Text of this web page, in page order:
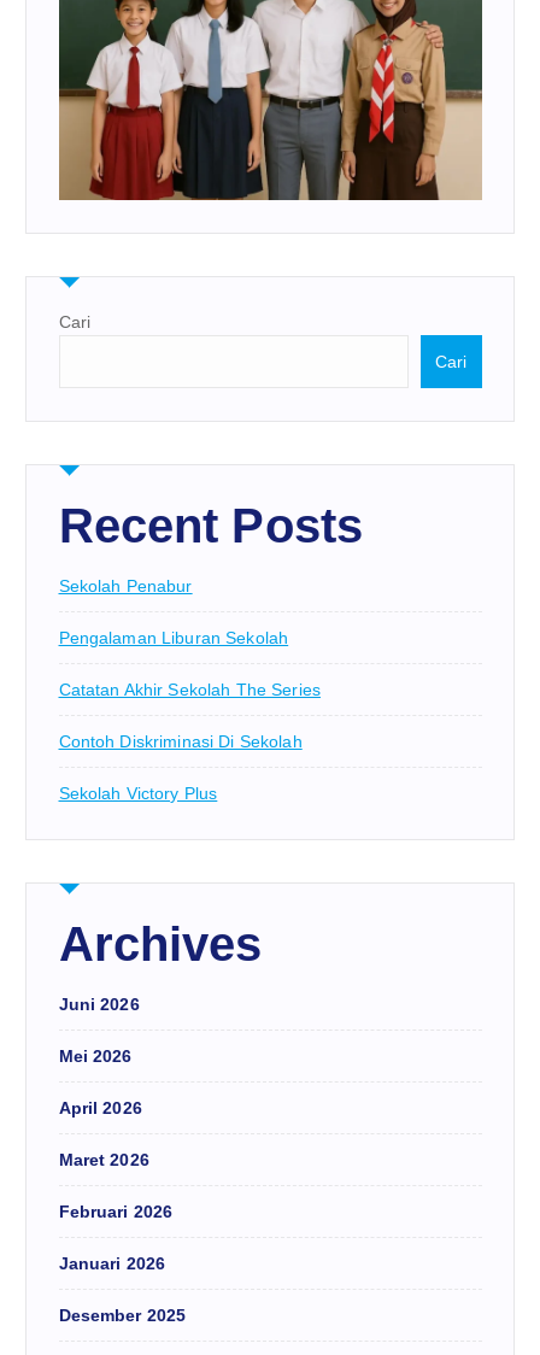
Cari
Cari
Recent Posts
Sekolah Penabur
Pengalaman Liburan Sekolah
Catatan Akhir Sekolah The Series
Contoh Diskriminasi Di Sekolah
Sekolah Victory Plus
Archives
Juni 2026
Mei 2026
April 2026
Maret 2026
Februari 2026
Januari 2026
Desember 2025